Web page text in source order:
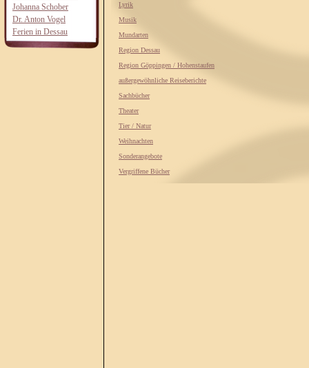
Johanna Schober
Dr. Anton Vogel
Ferien in Dessau
Lyrik
Musik
Mundarten
Region Dessau
Region Göppingen / Hohenstaufen
außergewöhnliche Reiseberichte
Sachbücher
Theater
Tier / Natur
Weihnachten
Sonderangebote
Vergriffene Bücher